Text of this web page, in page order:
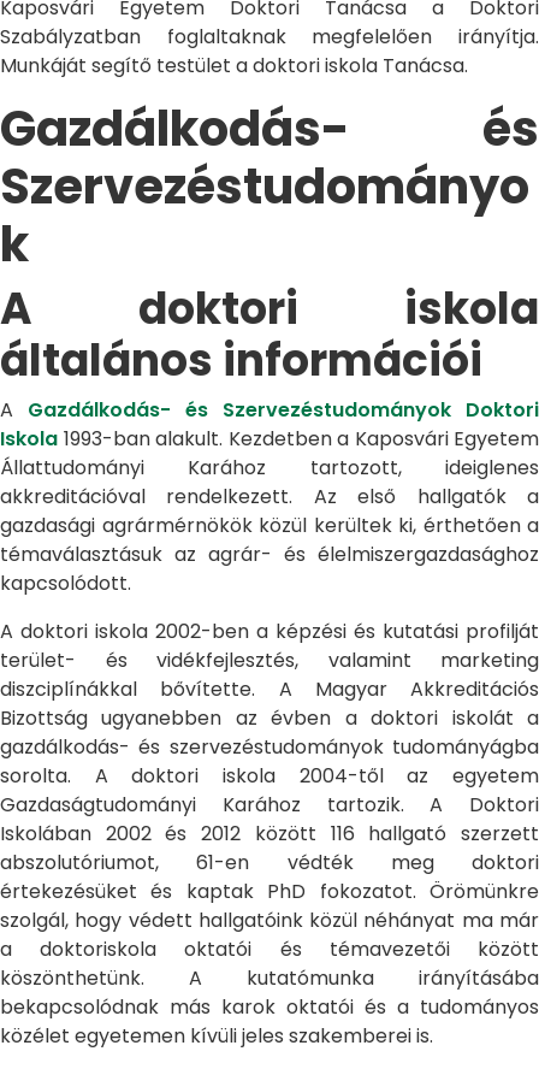
Kaposvári Egyetem Doktori Tanácsa a Doktori
Szabályzatban foglaltaknak megfelelően irányítja.
Munkáját segítő testület a doktori iskola Tanácsa.
Gazdálkodás- és
Szervezéstudományo
k
A doktori iskola
általános információi
A Gazdálkodás- és Szervezéstudományok Doktori
Iskola 1993-ban alakult. Kezdetben a Kaposvári Egyetem
Állattudományi Karához tartozott, ideiglenes
akkreditációval rendelkezett. Az első hallgatók a
gazdasági agrármérnökök közül kerültek ki, érthetően a
témaválasztásuk az agrár- és élelmiszergazdasághoz
kapcsolódott.
A doktori iskola 2002-ben a képzési és kutatási profilját
terület- és vidékfejlesztés, valamint marketing
diszciplínákkal bővítette. A Magyar Akkreditációs
Bizottság ugyanebben az évben a doktori iskolát a
gazdálkodás- és szervezéstudományok tudományágba
sorolta. A doktori iskola 2004-től az egyetem
Gazdaságtudományi Karához tartozik. A Doktori
Iskolában 2002 és 2012 között 116 hallgató szerzett
abszolutóriumot, 61-en védték meg doktori
értekezésüket és kaptak PhD fokozatot. Örömünkre
szolgál, hogy védett hallgatóink közül néhányat ma már
a doktoriskola oktatói és témavezetői között
köszönthetünk. A kutatómunka irányításába
bekapcsolódnak más karok oktatói és a tudományos
közélet egyetemen kívüli jeles szakemberei is.